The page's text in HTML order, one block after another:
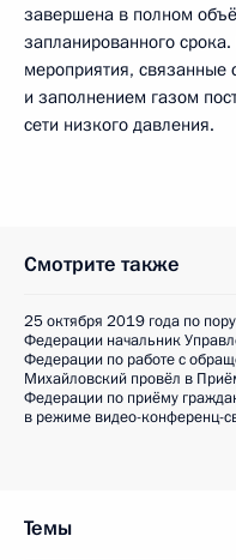
завершена в полном
запланированного
мероприятия, связанные
и заполнением газом
сети низкого давления.
Смотрите также
25 октября 2019 года по
Федерации начальник
Федерации по работе с
Михайловский провёл в
Федерации по приёму
в режиме видео-конференц-
Темы